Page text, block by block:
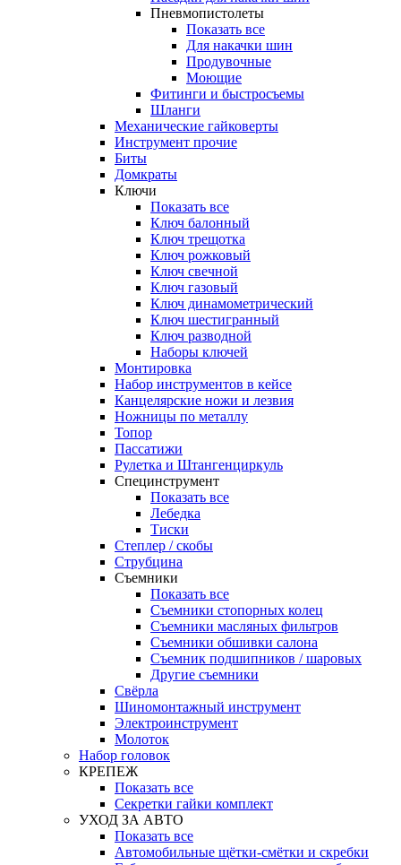
Пневмопистолеты
Показать все
Для накачки шин
Продувочные
Моющие
Фитинги и быстросъемы
Шланги
Механические гайковерты
Инструмент прочиe
Биты
Домкраты
Ключи
Показать все
Ключ балонный
Ключ трещотка
Ключ рожковый
Ключ свечной
Ключ газовый
Ключ динамометрический
Ключ шестигранный
Ключ разводной
Наборы ключей
Монтировка
Набор инструментов в кейсе
Канцелярские ножи и лезвия
Ножницы по металлу
Топор
Пассатижи
Рулетка и Штангенциркуль
Специнструмент
Показать все
Лебедка
Тиски
Степлер / скобы
Струбцина
Съемники
Показать все
Съемники стопорных колец
Съемники масляных фильтров
Съемники обшивки салона
Съемник подшипников / шаровых
Другие съемники
Свёрла
Шиномонтажный инструмент
Электроинструмент
Молоток
Набор головок
КРЕПЕЖ
Показать все
Секретки гайки комплект
УХОД ЗА АВТО
Показать все
Автомобильные щётки-смётки и скребки